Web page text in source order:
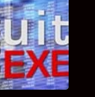
deelname